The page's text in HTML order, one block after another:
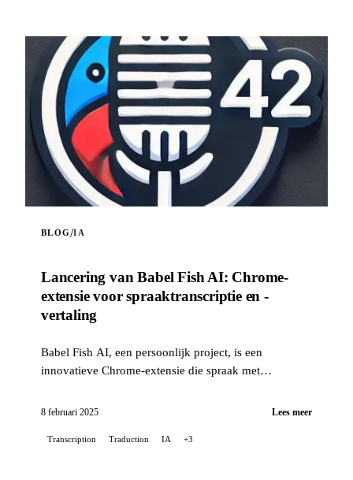
BLOG/IA
Lancering van Babel Fish AI: Chrome-
extensie voor spraaktranscriptie en -
vertaling
Babel Fish AI, een persoonlijk project, is een
innovatieve Chrome-extensie die spraak met
tegelijkertijd een automatische vertaaloptie biedt...
8 februari 2025 Lees meer
Transcription Traduction IA +3